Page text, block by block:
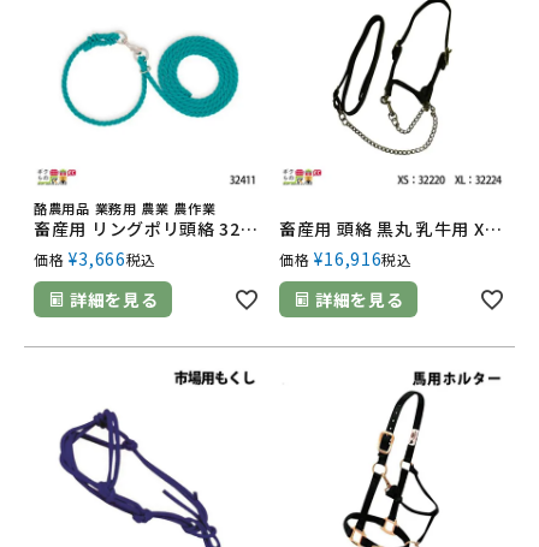
酪農用品 業務用 農業 農作業
畜産用 リングポリ頭絡 32411 畜産 酪農 牧畜 産業動物 牛 豚 養豚 家畜 畜産用品
価格 ¥3,666税込
詳細を見る
畜産用 頭絡 黒丸 乳牛用 XS 32220 XL 32224 酪農用品 農業 農作業
価格 ¥16,916税込
詳細を見る